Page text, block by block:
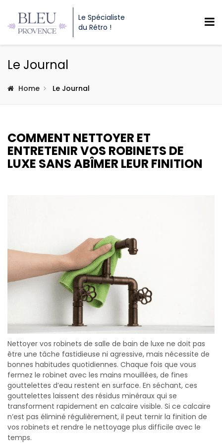
Le Spécialiste
du Rétro !
Le Journal
Home Le Journal
COMMENT NETTOYER ET
ENTRETENIR VOS ROBINETS DE
LUXE SANS ABÎMER LEUR FINITION
Nettoyer vos robinets de salle de bain de luxe ne doit pas
être une tâche fastidieuse ni agressive, mais nécessite de
bonnes habitudes quotidiennes. Chaque fois que vous
fermez le robinet avec les mains mouillées, de fines
gouttelettes d’eau restent en surface. En séchant, ces
gouttelettes laissent des résidus minéraux qui se
transforment rapidement en calcaire visible. Si ce calcaire
n’est pas éliminé régulièrement, il peut ternir la finition de
vos robinets et rendre le nettoyage plus difficile avec le
temps.